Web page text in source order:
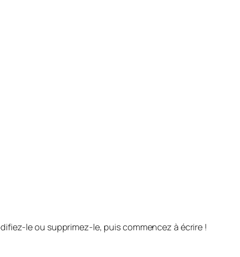
le ou supprimez-le, puis commencez à écrire !